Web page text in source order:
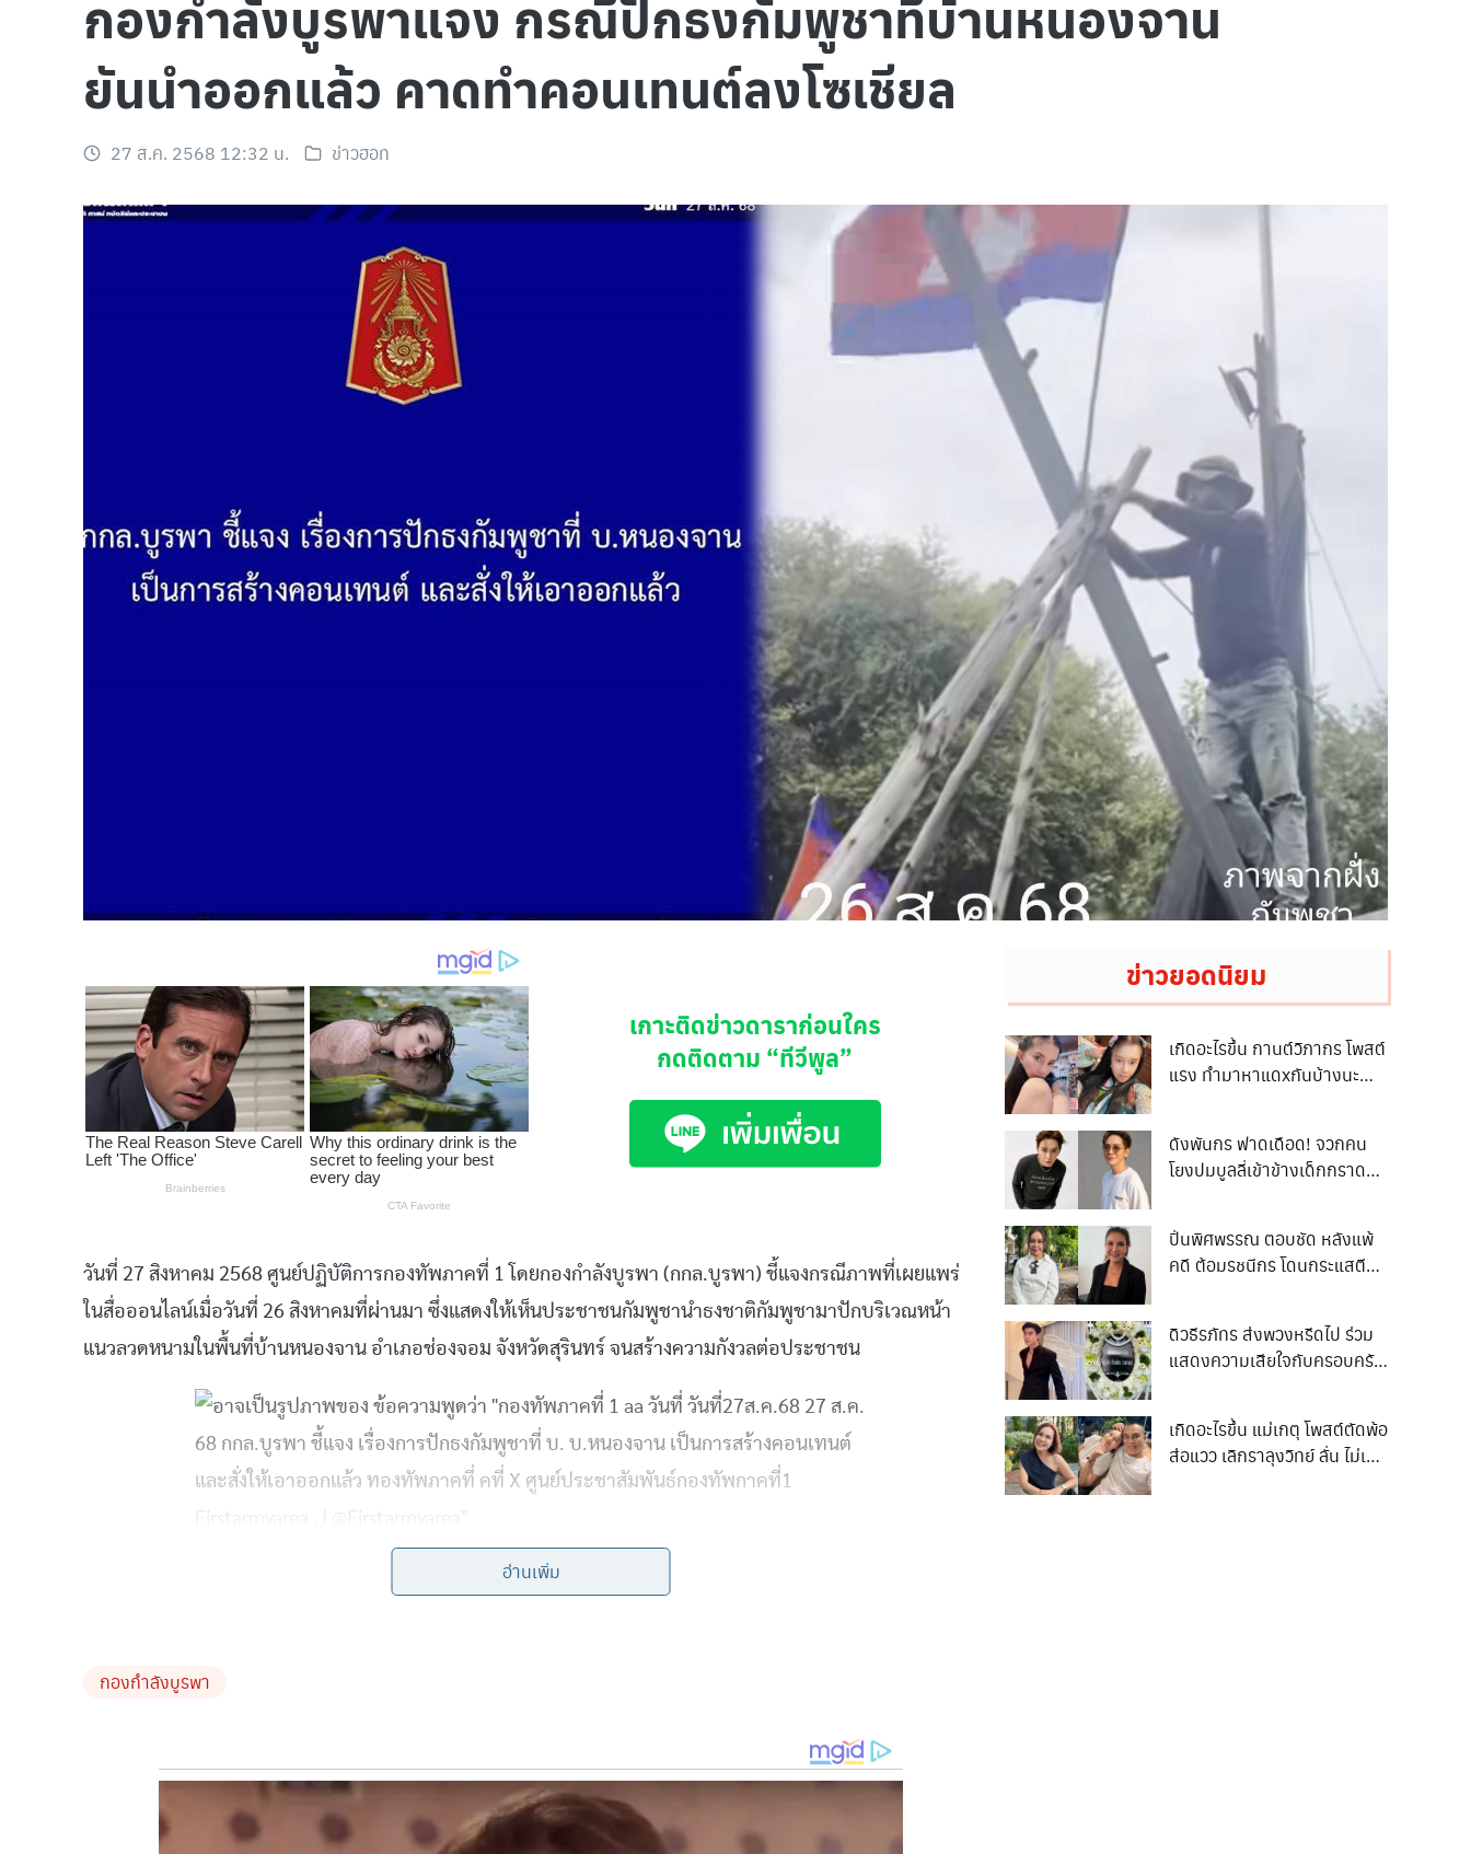
กองกำลังบูรพาแจง กรณีปักธงกัมพูชาที่บ้านหนองจาน
ยันนำออกแล้ว คาดทำคอนเทนต์ลงโซเชียล
27 ส.ค. 2568 12:32 น. ข่าวฮอท
เกาะติดข่าวดาราก่อนใคร
กดติดตาม “ทีวีพูล”
วันที่ 27 สิงหาคม 2568 ศูนย์ปฏิบัติการกองทัพภาคที่ 1 โดยกองกำลังบูรพา (กกล.บูรพา) ชี้แจงกรณีภาพที่เผยแพร่
ในสื่อออนไลน์เมื่อวันที่ 26 สิงหาคมที่ผ่านมา ซึ่งแสดงให้เห็นประชาชนกัมพูชานำธงชาติกัมพูชามาปักบริเวณหน้า
แนวลวดหนามในพื้นที่บ้านหนองจาน อำเภอช่องจอม จังหวัดสุรินทร์ จนสร้างความกังวลต่อประชาชน
จากการตรวจสอบในวันนี้ (27 ส.ค.) พบว่าธงดังกล่าวถูกนำออกไปแล้ว
ทั้งนี้ กองกำลังบูรพาเน้นย้ำว่าหน่วยงานความมั่นคงของทั้งสองประเทศยังคงประสานงานกันอย่างใกล้ชิด
ป้องกันเหตุการณ์ที่อาจสร้างความเข้าใจผิด และยืนยันว่าจะดำเนินการตรวจสอบพื้นที่ชายแดนอย่างต่อเนื่องเพื่อ
อ่านเพิ่ม
กองกำลังบูรพา
ข่าวยอดนิยม
เกิดอะไรขึ้น กานต์วิภากร โพสต์
แรง ทำมาหาแดxกันบ้างนะ
เหอะอย่าหวังแม้เศษเงินจาก
พวกกู
ดังพันกร ฟาดเดือด! จวกคน
โยงปมบูลลี่เข้าข้างเด็กกราดยิง
ปิ่นพิศพรรณ ตอบชัด หลังแพ้
คดี ต้อมรชนีกร โดนกระแสตี
ดิวธีรภัทร ส่งพวงหรีดไป ร่วม
แสดงความเสียใจกับครอบครัว
พวงหรีดเปลี่ยนเป็นอย่างอื่น
เทอไม่มีประโยชน์ จนเกิดดราม่า
เบาๆ
เกิดอะไรขึ้น แม่เกตุ โพสต์ตัดพ้อ
ส่อแวว เลิกราลุงวิทย์ ลั่น ไม่เคย